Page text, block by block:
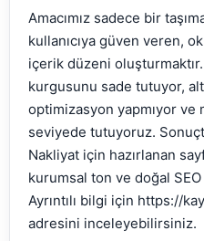
Amacımız sadece bir
kullanıcıya güven veren,
içerik düzeni
kurgusunu sade tutuyor, alt
optimizasyon yapmıyor
seviyede tutuyoruz.
Nakliyat için hazırlanan
kurumsal ton ve doğal SEO
Ayrıntılı bilgi için https://
adresini inceleyebilirsiniz.